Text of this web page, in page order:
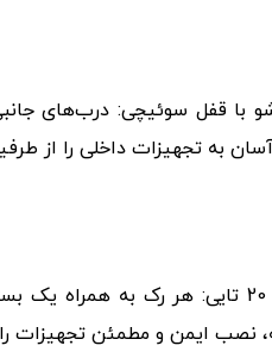
با قفل سوئیچی: درب‌های
به تجهیزات داخلی را از
نصب ایمن و مطمئن تجهیزات